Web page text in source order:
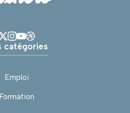
catégories
Emploi
Formation